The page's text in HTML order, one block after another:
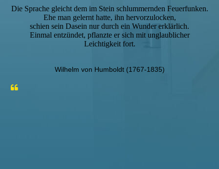
Die Sprache gleicht dem im Stein schlummernden Feuerfunken.
Ehe man gelernt hatte, ihn hervorzulocken,
schien sein Dasein nur durch ein Wunder erklärlich.
Einmal entzündet, pflanzte er sich mit unglaublicher
Leichtigkeit fort.
Wilhelm von Humboldt (1767-1835)